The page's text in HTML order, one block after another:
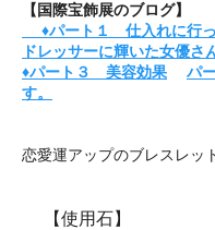
【国際宝飾展のブログ】
♦パート１ 仕入れに行
ドレッサーに輝いた女優さ
♦パート３ 美容効果
パ
す。
恋愛運アップのブレスレッ
【使用石】